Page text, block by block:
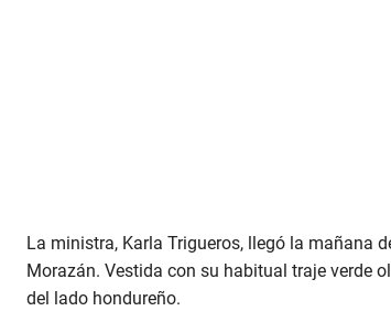
La ministra, Karla Trigueros, llegó la mañana
Morazán. Vestida con su habitual traje verde
del lado hondureño.